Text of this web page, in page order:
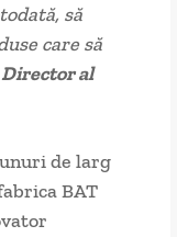
să
care să
Director al
de larg
BAT